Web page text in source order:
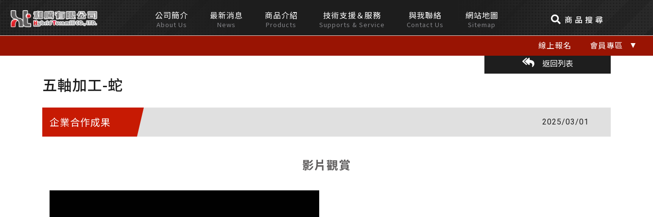
和
Turnmill
公司簡介
About Us
最新消息
News
商品介紹
Products
技術支援＆服務
Supports & Service
與我聯絡
Contact Us
網站地圖
Sitemap 商品搜尋
線上報名
會員專區
返回列表
五軸加工-蛇
企業合作成果 2025/03/01
影片觀賞